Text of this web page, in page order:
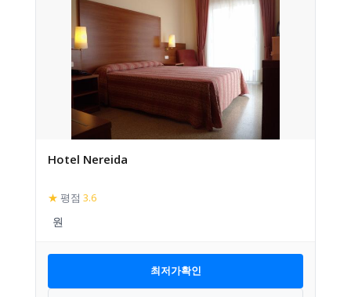
Hotel Nereida
★ 평점 3.6
최저가확인